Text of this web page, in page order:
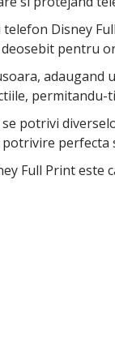
Disney
pentru
adaugand
potrivi
Full Print este